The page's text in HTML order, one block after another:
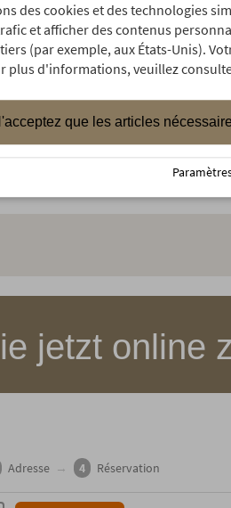
Bauernbuffet
am
3
jetzt online
Adresse → 4 Réservation
des cookies et des technologies
et afficher des contenus
(par exemple, aux États-Unis).
plus d'informations, veuillez
que les articles